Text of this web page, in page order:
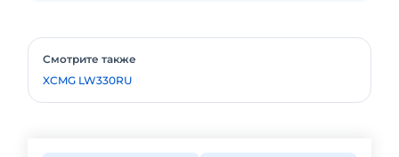
Смотрите также
XCMG LW330RU